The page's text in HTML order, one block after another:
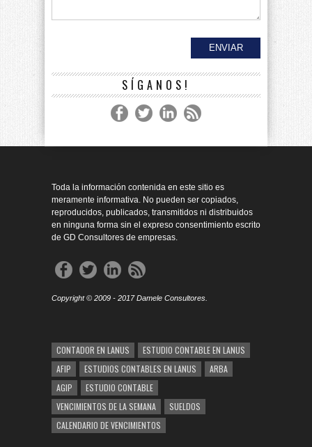
SÍGANOS!
Toda la información contenida en este sitio es
meramente informativa. No pueden ser copiados,
reproducidos, publicados, transmitidos ni distribuidos
en ninguna forma sin el expreso consentimiento escrito
de GD Consultores de empresas.
Copyright © 2009 - 2017 Damele Consultores.
CONTADOR EN LANUS
ESTUDIO CONTABLE EN LANUS
AFIP
ESTUDIOS CONTABLES EN LANUS
ARBA
AGIP
ESTUDIO CONTABLE
VENCIMIENTOS DE LA SEMANA
SUELDOS
CALENDARIO DE VENCIMIENTOS